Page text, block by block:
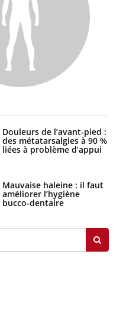
Douleurs de l’avant-pied :
des métatarsalgies à 90 %
liées à problème d’appui
Mauvaise haleine : il faut
améliorer l’hygiène
bucco-dentaire